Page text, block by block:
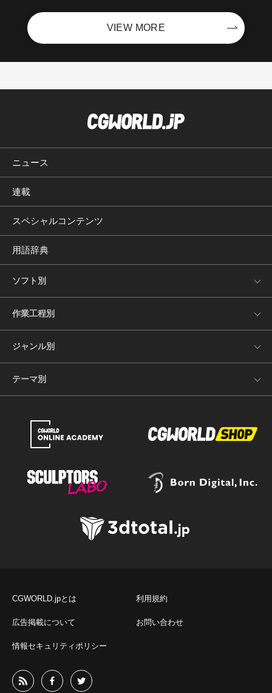
VIEW MORE
ニュース
連載
スペシャルコンテンツ
用語辞典
ソフト別
作業工程別
ジャンル別
テーマ別
CGWORLD.jpとは 利用規約
広告掲載について お問い合わせ
情報セキュリティポリシー